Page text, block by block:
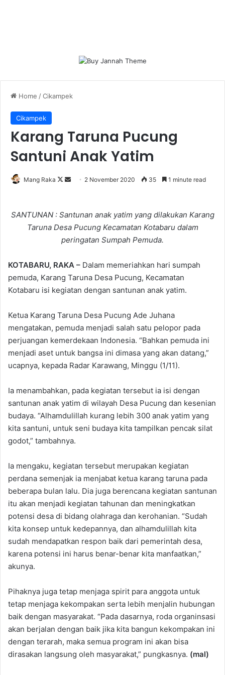
Home /Cikampek
Cikampek
Karang Taruna Pucung
Santuni Anak Yatim
Mang Raka
Follow
Send 2 November 2020 35 1 minute read
SANTUNAN : Santunan anak yatim yang dilakukan Karang
Taruna Desa Pucung Kecamatan Kotabaru dalam
peringatan Sumpah Pemuda.
KOTABARU, RAKA – Dalam memeriahkan hari sumpah
pemuda, Karang Taruna Desa Pucung, Kecamatan
Kotabaru isi kegiatan dengan santunan anak yatim.
Ketua Karang Taruna Desa Pucung Ade Juhana
mengatakan, pemuda menjadi salah satu pelopor pada
perjuangan kemerdekaan Indonesia. “Bahkan pemuda ini
menjadi aset untuk bangsa ini dimasa yang akan datang,”
ucapnya, kepada Radar Karawang, Minggu (1/11).
Ia menambahkan, pada kegiatan tersebut ia isi dengan
santunan anak yatim di wilayah Desa Pucung dan kesenian
budaya. “Alhamdulillah kurang lebih 300 anak yatim yang
kita santuni, untuk seni budaya kita tampilkan pencak silat
godot,” tambahnya.
Ia mengaku, kegiatan tersebut merupakan kegiatan
perdana semenjak ia menjabat ketua karang taruna pada
beberapa bulan lalu. Dia juga berencana kegiatan santunan
itu akan menjadi kegiatan tahunan dan meningkatkan
potensi desa di bidang olahraga dan kerohanian. “Sudah
kita konsep untuk kedepannya, dan alhamdulillah kita
sudah mendapatkan respon baik dari pemerintah desa,
karena potensi ini harus benar-benar kita manfaatkan,”
akunya.
Pihaknya juga tetap menjaga spirit para anggota untuk
tetap menjaga kekompakan serta lebih menjalin hubungan
baik dengan masyarakat. “Pada dasarnya, roda organinsasi
akan berjalan dengan baik jika kita bangun kekompakan ini
dengan terarah, maka semua program ini akan bisa
dirasakan langsung oleh masyarakat,” pungkasnya. (mal)